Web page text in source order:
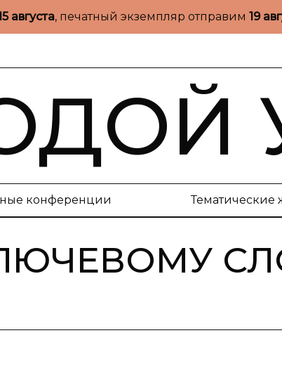
августа, печатный экземпляр отправим 19
конференции Тематические